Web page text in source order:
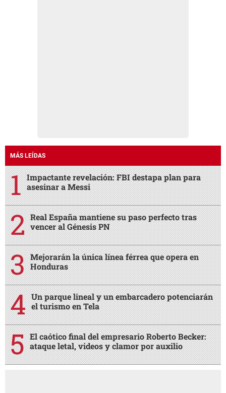
MÁS LEÍDAS
Impactante revelación: FBI destapa plan para
asesinar a Messi
Real España mantiene su paso perfecto tras
vencer al Génesis PN
Mejorarán la única línea férrea que opera en
Honduras
Un parque lineal y un embarcadero potenciarán
el turismo en Tela
El caótico final del empresario Roberto Becker:
ataque letal, videos y clamor por auxilio